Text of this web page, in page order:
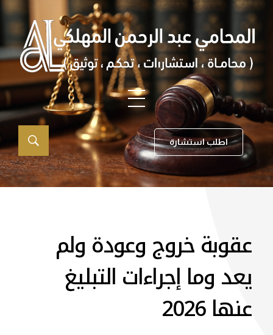
اطلب استشارة
عقوبة خروج وعودة ولم
يعد وما إجراءات التبليغ
عنها 2026